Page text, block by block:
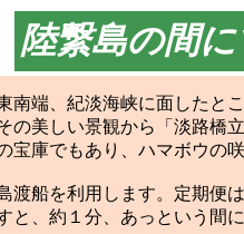
陸繋島の間
端、紀淡海峡に面したと
の美しい景観から「淡路橋
宝庫でもあり、ハマボウの
船を利用します。定期便
と、約１分、あっという間